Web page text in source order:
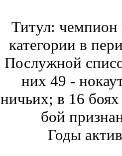
Титул: чемпион
категории в
Послужной
них 49 -
ничьих; в 16 боях
бой
Годы